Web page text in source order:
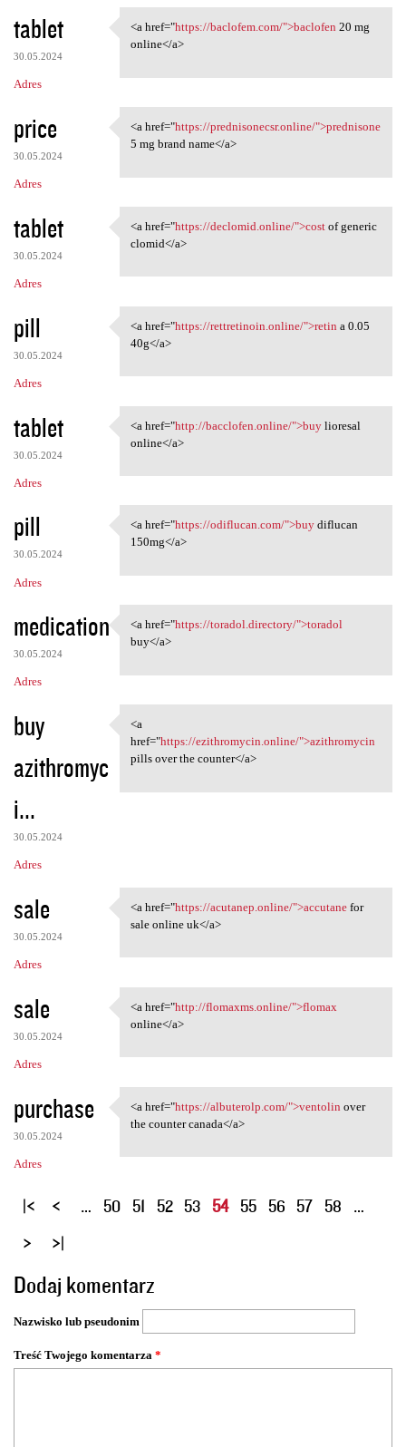
tablet
30.05.2024
Adres
<a href="https://baclofem.com
<a href="https://baclofem.com/">baclofen 20 mg
online</a>
price
30.05.2024
Adres
<a href="https:/
<a href="https://prednisonecsr.online/">prednisone
5 mg brand name</a>
tablet
30.05.2024
Adres
<a href="https://declomid
<a href="https://declomid.online/">costof generic
clomid</a>
pill
30.05.2024
Adres
<a href="https://rettretinoin
<a href="https://rettretinoin.online/">retin a 0.05
40g</a>
tablet
30.05.2024
Adres
<a href="http://bacclofen
<a href="http://bacclofen.online/">buylioresal
online</a>
pill
30.05.2024
Adres
<a href="https://odiflucan
<a href="https://odiflucan.com/">buydiflucan
150mg</a>
medication
30.05.2024
Adres
<a href="https://toradol
<a href="https://toradol.directory/">toradol
buy</a>
buy
azithromyc
i...
30.05.2024
Adres
<a href="https://ezithromycin
<a
href="https://ezithromycin.online/">azithromycin
pills over the counter</a>
sale
30.05.2024
Adres
<a href="https://acutanep
<a href="https://acutanep.online/">accutanefor
sale online uk</a>
sale
30.05.2024
Adres
<a href="http://flomaxms
<a href="http://flomaxms.online/">flomax
online</a>
purchase
30.05.2024
Adres
<a href="https://albuterolp
<a href="https://albuterolp.com/">ventolin over
the counter canada</a>
S
o
n
y
… 50 51 52 53 54 55 56 57 58 …
Dodaj komentarz
Nazwisko lub pseudonim
Treść Twojego komentarza *